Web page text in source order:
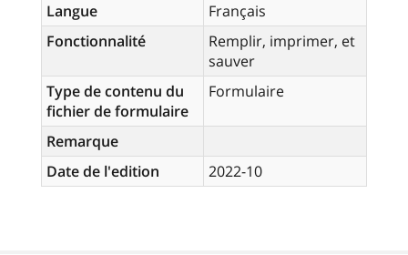
Langue
Français
Fonctionnalité
Remplir, imprimer, et
sauver
Type de contenu du
fichier de formulaire
Formulaire
Remarque
Date de l'edition
2022-10